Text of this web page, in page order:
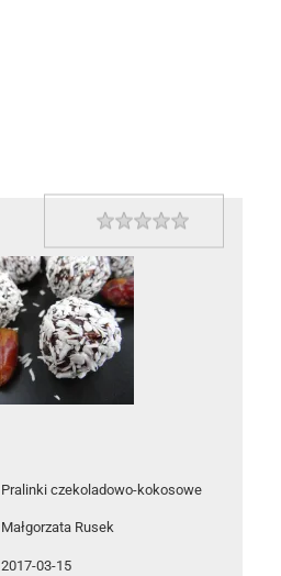
Rating
1 star
2 stars
3 stars
4 stars
5 stars
Pralinki czekoladowo-kokosowe
Małgorzata Rusek
2017-03-15